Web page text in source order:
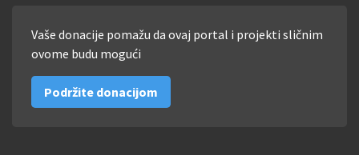
Vaše donacije pomažu da ovaj portal i projekti sličnim
ovome budu mogući
Podržite donacijom